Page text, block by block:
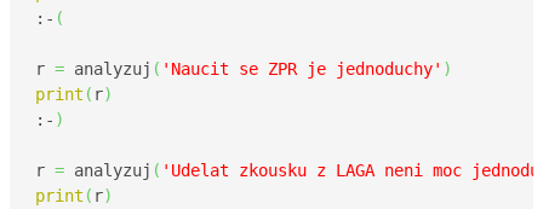
:- (
r = analyzuj ( 'Naucit se ZPR je jednoduchy' )
print ( r)
:- )
r = analyzuj ( 'Udelat zkousku z LAGA neni moc
print ( r)